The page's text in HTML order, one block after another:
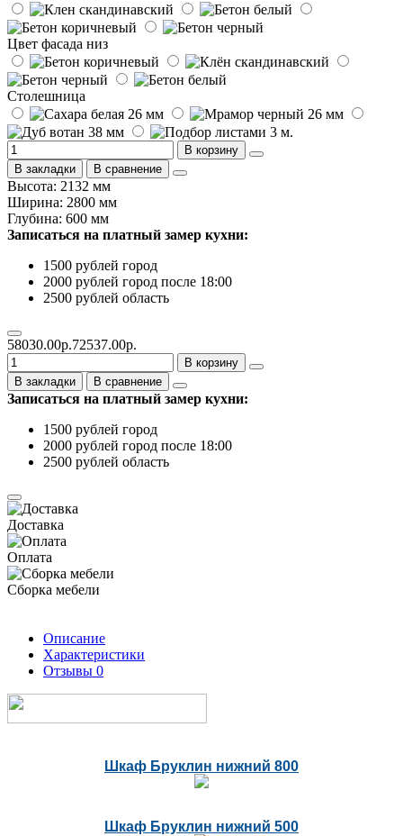
Цвет фасада низ
Столешница
В корзину
В закладки
В сравнение
Высота: 2132 мм
Ширина: 2800 мм
Глубина: 600 мм
Записаться на платный замер кухни:
1500 рублей город
2000 рублей город после 18:00
2500 рублей область
58030.00р.72537.00р.
В корзину
В закладки
В сравнение
Записаться на платный замер кухни:
1500 рублей город
2000 рублей город после 18:00
2500 рублей область
Доставка
Оплата
Сборка мебели
Описание
Характеристики
Отзывы 0
Шкаф Бруклин нижний 800
Шкаф Бруклин нижний 500